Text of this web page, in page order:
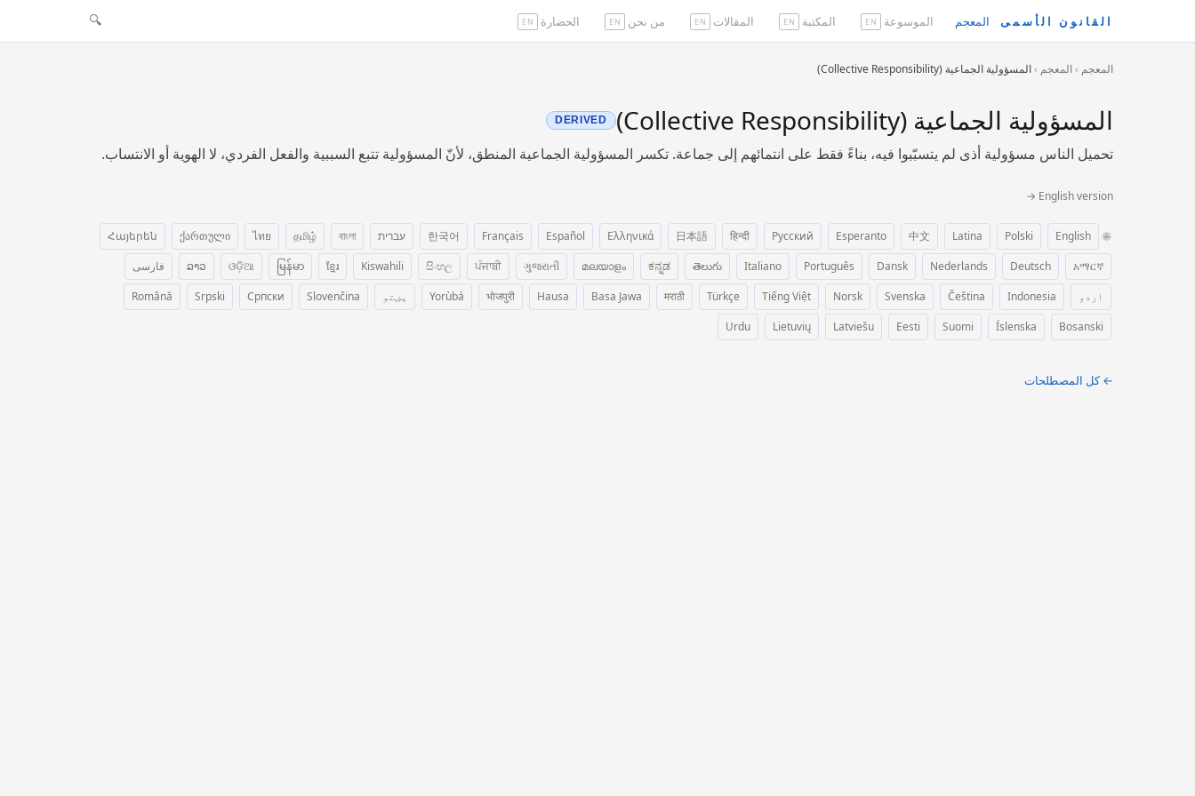
القانون الأسمى المعجم الموسوعة EN المكتبة EN المقالات EN من نحن EN الحضارة EN
🔍
المعجم ›المعجم ›المسؤولية الجماعية (Collective Responsibility)
المسؤولية الجماعية (Collective Responsibility) DERIVED
تحميل الناس مسؤولية أذى لم يتسبّبوا فيه، بناءً فقط على انتمائهم إلى جماعة. تكسر المسؤولية الجماعية المنطق، لأنّ المسؤولية تتبع السببية والفعل الفردي، لا الهوية أو الانتساب.
English version →
🌐
English
Polski
Latina
中文
Esperanto
Русский
हिन्दी
日本語
Ελληνικά
Español
Français
한국어 עברית বাংলা
தமிழ்
ไทย
ქართული
Հայերեն
አማርኛ
Deutsch
Nederlands
Dansk
Português
Italiano
తెలుగు
ಕನ್ನಡ
മലയാളം
ગુજરાતી
ਪੰਜਾਬੀ
සිංහල
Kiswahili
ខ្មែរ
မြန်မာ
ଓଡ଼ିଆ
ລາວ
فارسی
اردو
Indonesia
Čeština
Svenska
Norsk
Tiếng Việt
Türkçe
मराठी
Basa Jawa
Hausa
भोजपुरी
Yorùbá پښتو Slovenčina
Српски
Srpski
Română
Bosanski
Íslenska
Suomi
Eesti
Latviešu
Lietuvių
Urdu
← كل المصطلحات